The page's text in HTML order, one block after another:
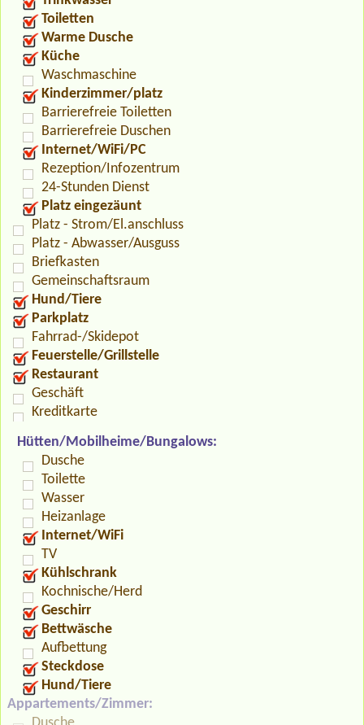
Toiletten
Warme Dusche
Küche
Waschmaschine
Kinderzimmer/platz
Barrierefreie Toiletten
Barrierefreie Duschen
Internet/WiFi/PC
Rezeption/Infozentrum
24-Stunden Dienst
Platz eingezäunt
Platz - Strom/El.anschluss
Platz - Abwasser/Ausguss
Briefkasten
Gemeinschaftsraum
Hund/Tiere
Parkplatz
Fahrrad-/Skidepot
Feuerstelle/Grillstelle
Restaurant
Geschäft
Kreditkarte
Hütten/Mobilheime/Bungalows:
Dusche
Toilette
Wasser
Heizanlage
Internet/WiFi
TV
Kühlschrank
Kochnische/Herd
Geschirr
Bettwäsche
Aufbettung
Steckdose
Hund/Tiere
Appartements/Zimmer: